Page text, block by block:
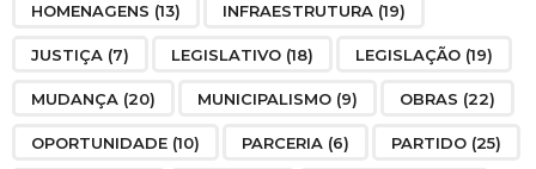
HOMENAGENS (13) INFRAESTRUTURA (19)
JUSTIÇA (7) LEGISLATIVO (18) LEGISLAÇÃO (19)
MUDANÇA (20) MUNICIPALISMO (9) OBRAS (22)
OPORTUNIDADE (10) PARCERIA (6) PARTIDO (25)